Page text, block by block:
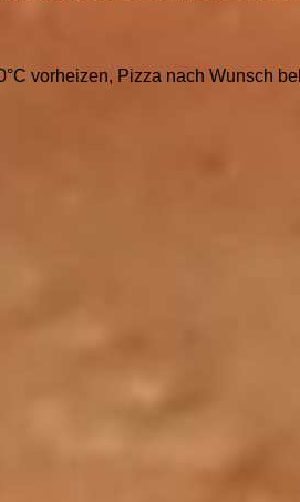
vorheizen, Pizza nach Wunsch